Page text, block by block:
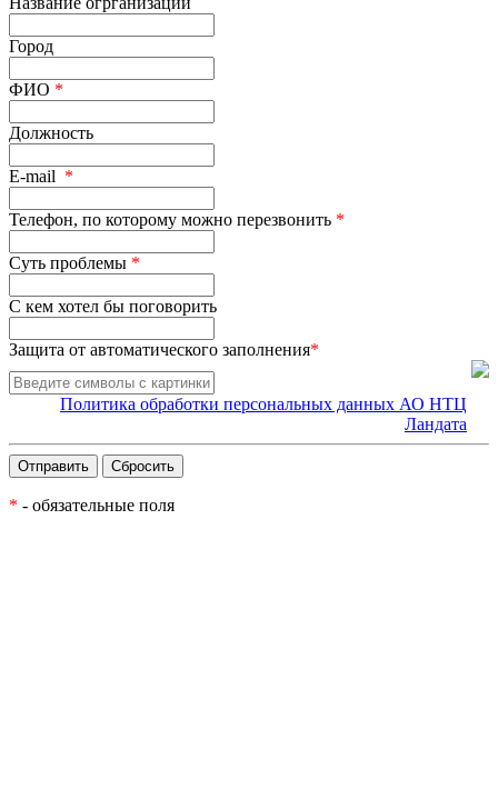
Город
ФИО *
Должность
E-mail *
Телефон, по которому можно перезвонить *
Суть проблемы *
С кем хотел бы поговорить
Защита от автоматического заполнения*
Политика обработки персональных данных АО НТЦ
Ландата
* - обязательные поля